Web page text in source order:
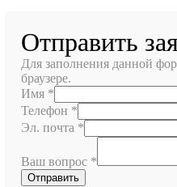
Отправить
Для заполнения данной
браузере.
Имя *
Телефон *
Эл. почта *
Ваш вопрос *
Отправить